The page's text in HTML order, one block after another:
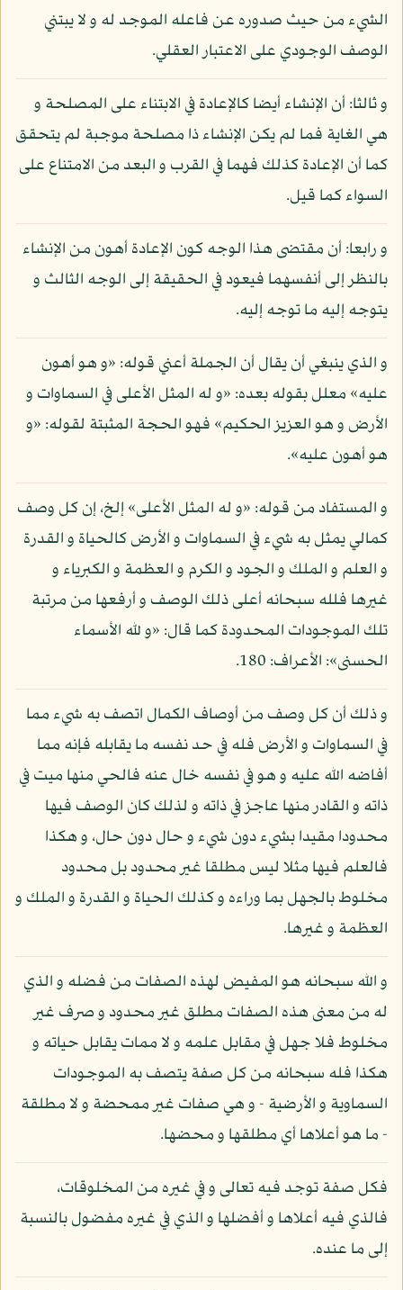
الشيء من حيث صدوره عن فاعله الموجد له و لا يبتني
الوصف الوجودي على الاعتبار العقلي.
و ثالثا: أن الإنشاء أيضا كالإعادة في الابتناء على المصلحة و
هي الغاية فما لم يكن الإنشاء ذا مصلحة موجبة لم يتحقق
كما أن الإعادة كذلك فهما في القرب و البعد من الامتناع على
السواء كما قيل.
و رابعا: أن مقتضى هذا الوجه كون الإعادة أهون من الإنشاء
بالنظر إلى أنفسهما فيعود في الحقيقة إلى الوجه الثالث و
يتوجه إليه ما توجه إليه.
و الذي ينبغي أن يقال أن الجملة أعني قوله: «و هو أهون
عليه» معلل بقوله بعده: «و له المثل الأعلى في السماوات و
الأرض و هو العزيز الحكيم» فهو الحجة المثبتة لقوله: «و
هو أهون عليه».
و المستفاد من قوله: «و له المثل الأعلى» إلخ، إن كل وصف
كمالي يمثل به شيء في السماوات و الأرض كالحياة و القدرة
و العلم و الملك و الجود و الكرم و العظمة و الكبرياء و
غيرها فلله سبحانه أعلى ذلك الوصف و أرفعها من مرتبة
تلك الموجودات المحدودة كما قال: «و لله الأسماء
الحسنى»: الأعراف: 180.
و ذلك أن كل وصف من أوصاف الكمال اتصف به شيء مما
في السماوات و الأرض فله في حد نفسه ما يقابله فإنه مما
أفاضه الله عليه و هو في نفسه خال عنه فالحي منها ميت في
ذاته و القادر منها عاجز في ذاته و لذلك كان الوصف فيها
محدودا مقيدا بشيء دون شيء و حال دون حال، و هكذا
فالعلم فيها مثلا ليس مطلقا غير محدود بل محدود
مخلوط بالجهل بما وراءه و كذلك الحياة و القدرة و الملك و
العظمة و غيرها.
و الله سبحانه هو المفيض لهذه الصفات من فضله و الذي
له من معنى هذه الصفات مطلق غير محدود و صرف غير
مخلوط فلا جهل في مقابل علمه و لا ممات يقابل حياته و
هكذا فله سبحانه من كل صفة يتصف به الموجودات
السماوية و الأرضية - و هي صفات غير ممحضة و لا مطلقة
- ما هو أعلاها أي مطلقها و محضها.
فكل صفة توجد فيه تعالى و في غيره من المخلوقات،
فالذي فيه أعلاها و أفضلها و الذي في غيره مفضول بالنسبة
إلى ما عنده.